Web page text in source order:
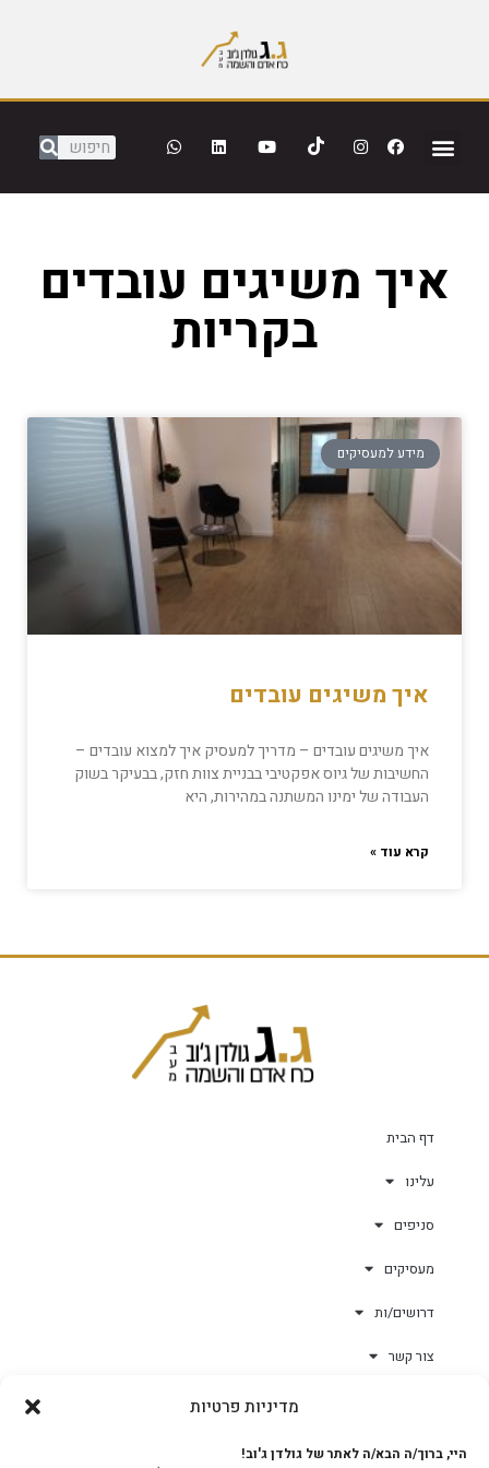
מדיניות פרטיות
היי, ברוך/ה הבא/ה לאתר של גולדן ג'וב!
איך משיגים עובדים
בקריות
מידע למעסיקים
איך משיגים עובדים
איך משיגים עובדים – מדריך למעסיק איך למצוא עובדים –
החשיבות של גיוס אפקטיבי בבניית צוות חזק, בבעיקר בשוק
העבודה של ימינו המשתנה במהירות, היא
קרא עוד »
דף הבית
עלינו
סניפים
מעסיקים
דרושים/ות
צור קשר